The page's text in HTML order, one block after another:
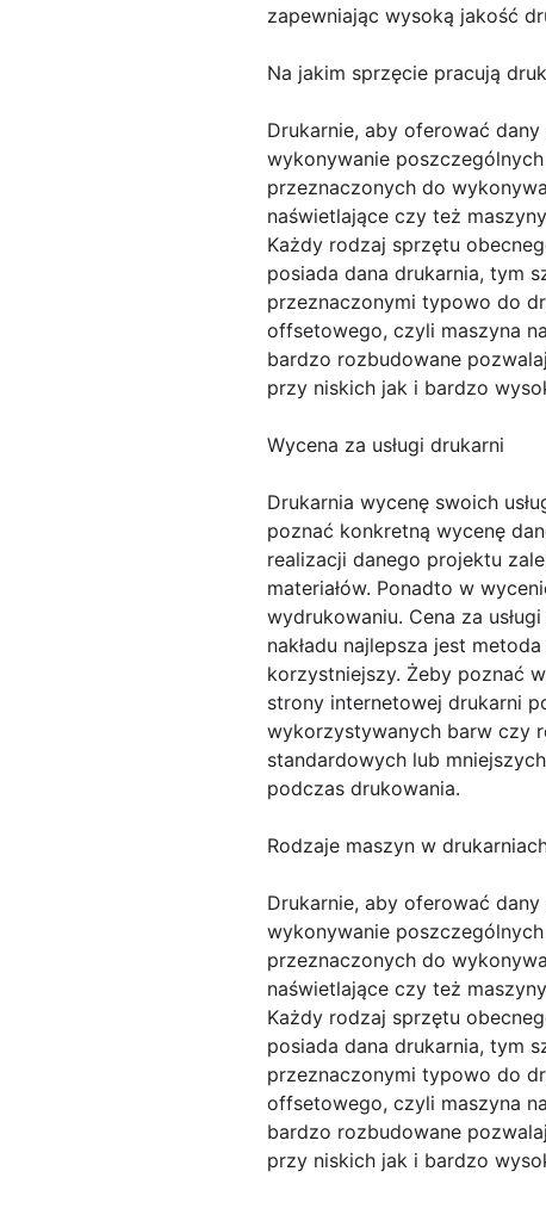
zapewniając wysoką jakość
Na jakim sprzęcie pracują
Drukarnie, aby oferować
wykonywanie
przeznaczonych do
naświetlające czy też
Każdy rodzaj sprzętu
posiada dana drukarnia, tym
przeznaczonymi typowo do
offsetowego, czyli maszyna
bardzo rozbudowane
przy niskich jak i bardzo
Wycena za usługi drukarni
Drukarnia wycenę swoich
poznać konkretną wycenę
realizacji danego projektu
materiałów. Ponadto w
wydrukowaniu. Cena za
nakładu najlepsza jest
korzystniejszy. Żeby poznać
strony internetowej drukarni
wykorzystywanych barw czy
standardowych lub
podczas drukowania.
Rodzaje maszyn w
Drukarnie, aby oferować
wykonywanie
przeznaczonych do
naświetlające czy też
Każdy rodzaj sprzętu
posiada dana drukarnia, tym
przeznaczonymi typowo do
offsetowego, czyli maszyna
bardzo rozbudowane
przy niskich jak i bardzo